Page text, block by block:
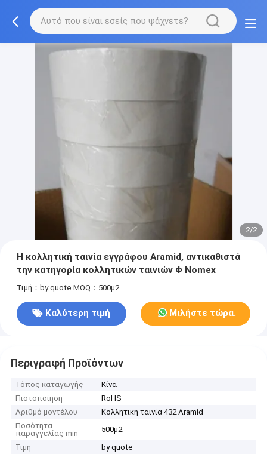
2/2
Η κολλητική ταινία εγγράφου Aramid, αντικαθιστά
την κατηγορία κολλητικών ταινιών Φ Nomex
Τιμή：by quote MOQ：500μ2
Καλύτερη τιμή Μιλήστε τώρα.
Περιγραφή Προϊόντων
Τόπος καταγωγής
Κίνα
Πιστοποίηση
RoHS
Αριθμό μοντέλου
Κολλητική ταινία 432 Aramid
Ποσότητα
παραγγελίας min
500μ2
Τιμή
by quote